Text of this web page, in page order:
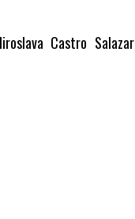
Castro Salazar